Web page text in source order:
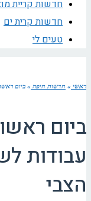
חדשות קריית
חדשות קרית ים
טעים לי
ראשי » חדשות חיפה » ביום
ביום
עבודות
הצבי